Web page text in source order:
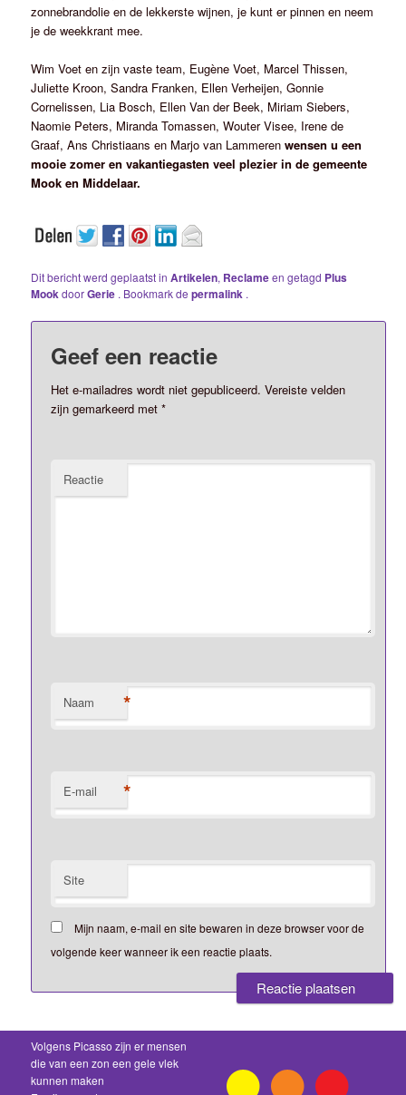
zonnebrandolie en de lekkerste wijnen, je kunt er pinnen en neem
je de weekkrant mee.
Wim Voet en zijn vaste team, Eugène Voet, Marcel Thissen,
Juliette Kroon, Sandra Franken, Ellen Verheijen, Gonnie
Cornelissen, Lia Bosch, Ellen Van der Beek, Miriam Siebers,
Naomie Peters, Miranda Tomassen, Wouter Visee, Irene de
Graaf, Ans Christiaans en Marjo van Lammerenwensen u een
mooie zomer en vakantiegasten veel plezier in de gemeente
Mook en Middelaar.
Dit bericht werd geplaatst inArtikelen, Reclameen getagd Plus
MookdoorGerie . Bookmark depermalink .
Geef een reactie
Het e-mailadres wordt niet gepubliceerd. Vereiste velden
zijn gemarkeerd met*
Reactie
Naam *
E-mail *
Site
Mijn naam, e-mail en site bewaren in deze browser voor de
volgende keer wanneer ik een reactie plaats.
Volgens Picasso zijn er mensen
die van een zon een gele vlek
kunnen maken